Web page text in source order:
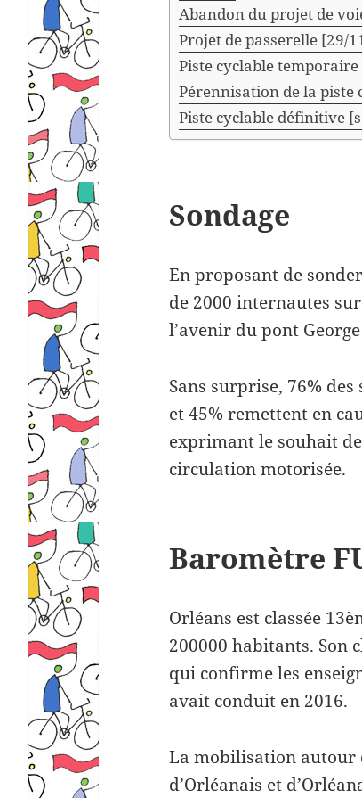
Abandon du projet de
Projet de passerelle [29/
Piste cyclable
Pérennisation de la piste
Piste cyclable définitive
Sondage
En proposant de
de 2000 internautes
l’avenir du pont George
Sans surprise, 76%
et 45% remettent en
exprimant le souhait
circulation motorisée.
Baromètre
Orléans est classée
200000 habitants. Son
qui confirme les
avait conduit en 2016.
La mobilisation autour
d’Orléanais et